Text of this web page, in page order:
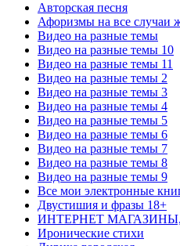
Авторская песня
Афоризмы на все случаи
Видео на разные темы
Видео на разные темы 10
Видео на разные темы 11
Видео на разные темы 2
Видео на разные темы 3
Видео на разные темы 4
Видео на разные темы 5
Видео на разные темы 6
Видео на разные темы 7
Видео на разные темы 8
Видео на разные темы 9
Все мои электронные
Двустишия и фразы 18+
ИНТЕРНЕТ
Иронические стихи